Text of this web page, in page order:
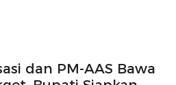
dan PM-AAS Bawa